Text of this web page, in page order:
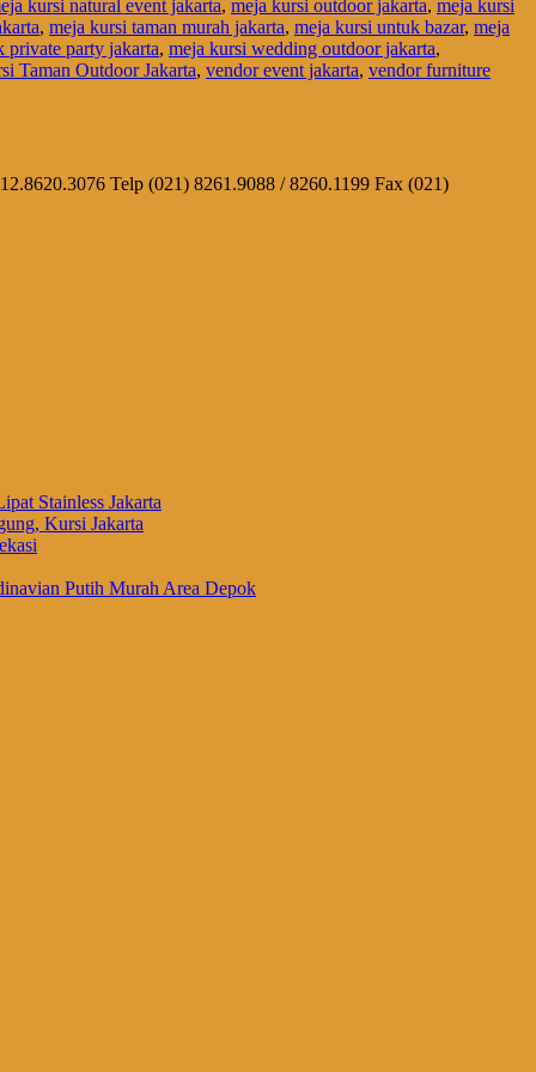
kursi natural event jakarta, meja kursi outdoor jakarta, meja kursi
, meja kursi taman murah jakarta, meja kursi untuk bazar, meja
private party jakarta, meja kursi wedding outdoor jakarta,
Taman Outdoor Jakarta, vendor event jakarta, vendor furniture
Telp (021) 8261.9088 / 8260.1199 Fax (021)
Stainless Jakarta
Kursi Jakarta
Putih Murah Area Depok